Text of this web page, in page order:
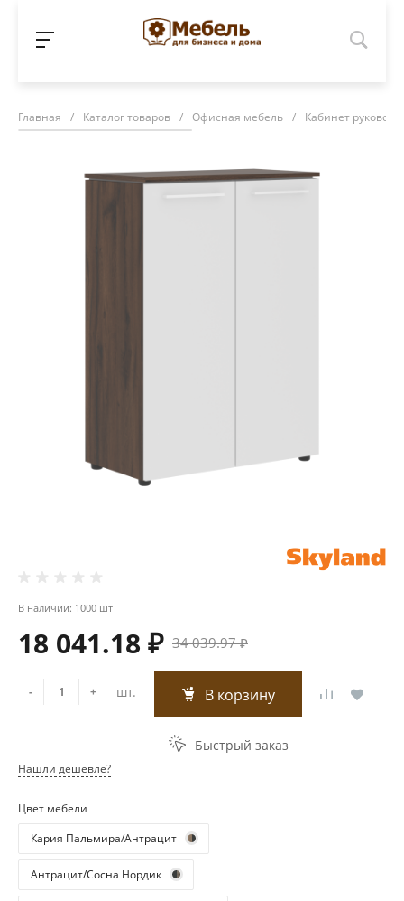
Главная / Каталог товаров / Офисная мебель / Кабинет
В наличии: 1000 шт
18 041.18 ₽ 34 039.97 ₽
- + шт. В корзину
Быстрый заказ
Нашли дешевле?
Цвет мебели
Кария Пальмира/Антрацит
Антрацит/Сосна Нордик